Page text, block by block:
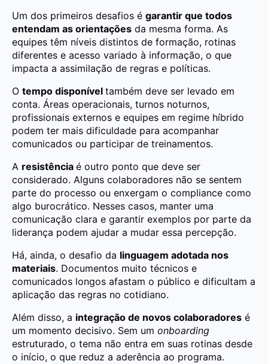
Um dos primeiros desafios é garantir que todos
entendam as orientações da mesma forma. As
equipes têm níveis distintos de formação, rotinas
diferentes e acesso variado à informação, o que
impacta a assimilação de regras e políticas.
O tempo disponível também deve ser levado em
conta. Áreas operacionais, turnos noturnos,
profissionais externos e equipes em regime híbrido
podem ter mais dificuldade para acompanhar
comunicados ou participar de treinamentos.
A resistência é outro ponto que deve ser
considerado. Alguns colaboradores não se sentem
parte do processo ou enxergam o compliance como
algo burocrático. Nesses casos, manter uma
comunicação clara e garantir exemplos por parte da
liderança podem ajudar a mudar essa percepção.
Há, ainda, o desafio da linguagem adotada nos
materiais. Documentos muito técnicos e
comunicados longos afastam o público e dificultam a
aplicação das regras no cotidiano.
Além disso, a integração de novos colaboradores é
um momento decisivo. Sem um onboarding
estruturado, o tema não entra em suas rotinas desde
o início, o que reduz a aderência ao programa.